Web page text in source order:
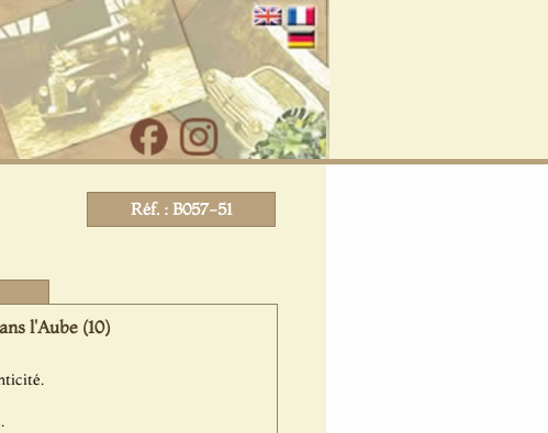
Réf. : B057-51
l'Aube (10)